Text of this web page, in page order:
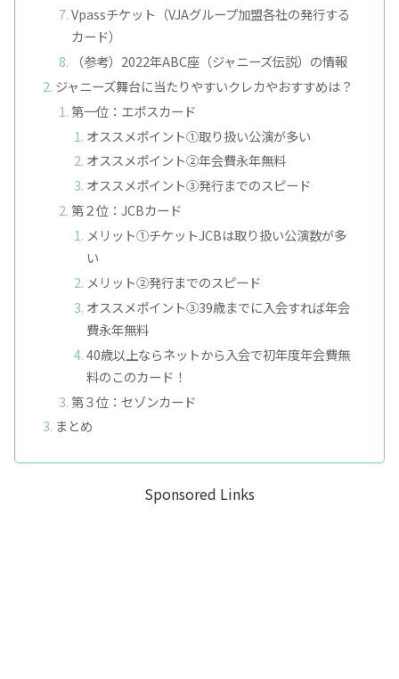
Vpassチケット（VJAグループ加盟各社の発行する
カード）
（参考）2022年ABC座（ジャニーズ伝説）の情報
ジャニーズ舞台に当たりやすいクレカやおすすめは？
第一位：エポスカード
オススメポイント①取り扱い公演が多い
オススメポイント②年会費永年無料
オススメポイント③発行までのスピード
第２位：JCBカード
メリット①チケットJCBは取り扱い公演数が多
い
メリット②発行までのスピード
オススメポイント③39歳までに入会すれば年会
費永年無料
40歳以上ならネットから入会で初年度年会費無
料のこのカード！
第３位：セゾンカード
まとめ
Sponsored Links